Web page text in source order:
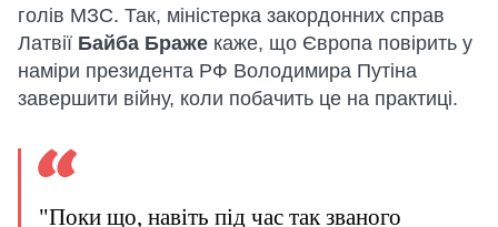
голів МЗС. Так, міністерка закордонних справ
Латвії Байба Браже каже, що Європа повірить у
наміри президента РФ Володимира Путіна
завершити війну, коли побачить це на практиці.
"Поки що, навіть під час так званого